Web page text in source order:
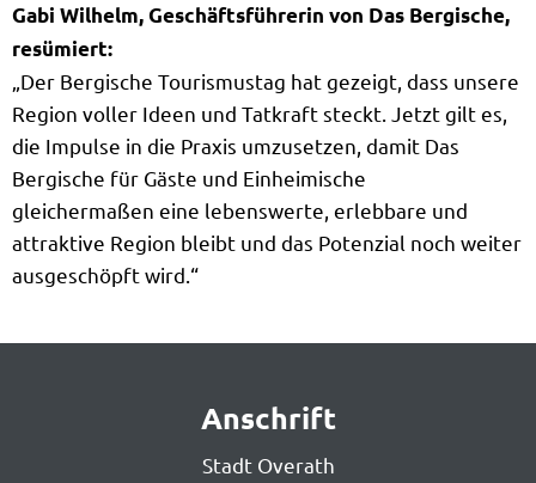
Gabi Wilhelm, Geschäftsführerin von Das Bergische,
resümiert:
„Der Bergische Tourismustag hat gezeigt, dass unsere
Region voller Ideen und Tatkraft steckt. Jetzt gilt es,
die Impulse in die Praxis umzusetzen, damit Das
Bergische für Gäste und Einheimische
gleichermaßen eine lebenswerte, erlebbare und
attraktive Region bleibt und das Potenzial noch weiter
ausgeschöpft wird.“
Anschrift
Stadt Overath